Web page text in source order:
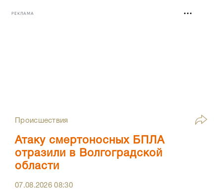
РЕКЛАМА
Происшествия
Атаку смертоносных БПЛА
отразили в Волгоградской
области
07.08.202608:30